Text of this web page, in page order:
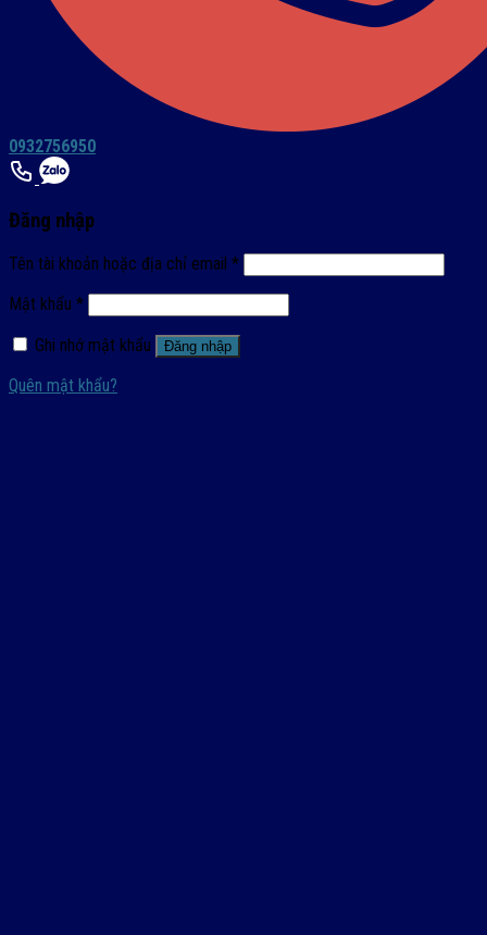
0932756950
Đăng nhập
Tên tài khoản hoặc địa chỉ email *
Mật khẩu *
Ghi nhớ mật khẩu
Đăng nhập
Quên mật khẩu?